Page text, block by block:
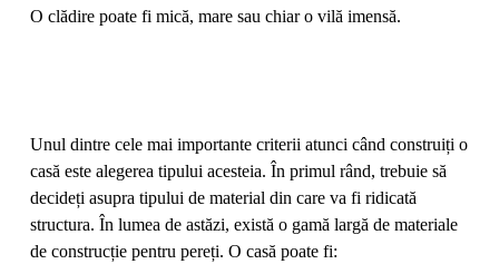
O clădire poate fi mică, mare sau chiar o vilă imensă.
Unul dintre cele mai importante criterii atunci când construiți o
casă este alegerea tipului acesteia. În primul rând, trebuie să
decideți asupra tipului de material din care va fi ridicată
structura. În lumea de astăzi, există o gamă largă de materiale
de construcție pentru pereți. O casă poate fi: